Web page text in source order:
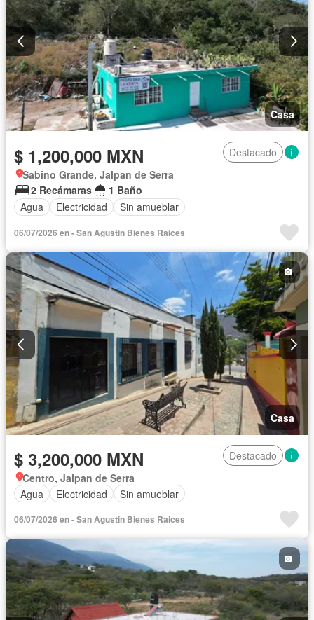
Casa
$ 1,200,000 MXN
Destacado
Sabino Grande, Jalpan de Serra
2 Recámaras
1 Baño
Agua
Electricidad Sin amueblar
06/07/2026 en - San Agustin Bienes Raices
Casa
$ 3,200,000 MXN
Destacado
Centro, Jalpan de Serra
Agua
Electricidad Sin amueblar
06/07/2026 en - San Agustin Bienes Raices